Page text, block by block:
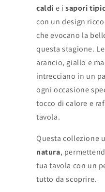
caldi e i sapori
con un design
che evocano la
questa stagione.
arancio, giallo e
intrecciano in un
ogni occasione
tocco di calore e
tavola.
Questa collezione
natura,
tua tavola con un
tutto da scoprire.